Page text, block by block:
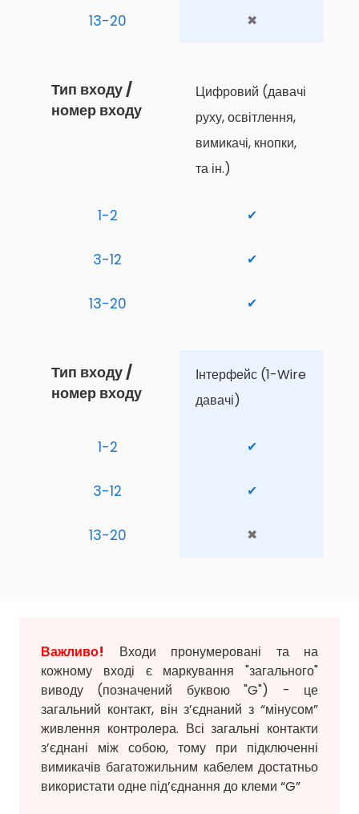
13-20 ✖
Тип входу /
номер входу
Цифровий (давачі
руху, освітлення,
вимикачі, кнопки,
та ін.)
1-2 ✔
3-12 ✔
13-20 ✔
Тип входу /
номер входу
Інтерфейс (1-Wire
давачі)
1-2 ✔
3-12 ✔
13-20 ✖
Важливо! Входи пронумеровані та на
кожному вході є маркування "загального"
виводу (позначений буквою "G") - це
загальний контакт, він з’єднаний з “мінусом”
живлення контролера. Всі загальні контакти
з’єднані між собою, тому при підключенні
вимикачів багатожильним кабелем достатньо
використати одне під’єднання до клеми “G”